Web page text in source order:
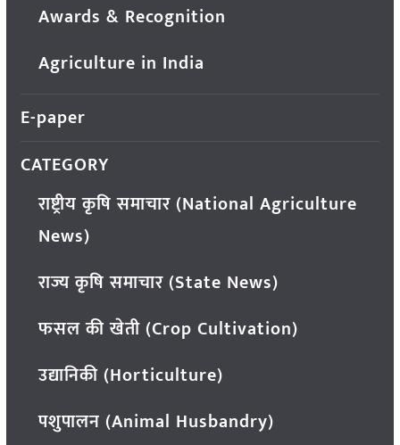
Awards & Recognition
Agriculture in India
E-paper
CATEGORY
राष्ट्रीय कृषि समाचार (National Agriculture
News)
राज्य कृषि समाचार (State News)
फसल की खेती (Crop Cultivation)
उद्यानिकी (Horticulture)
पशुपालन (Animal Husbandry)